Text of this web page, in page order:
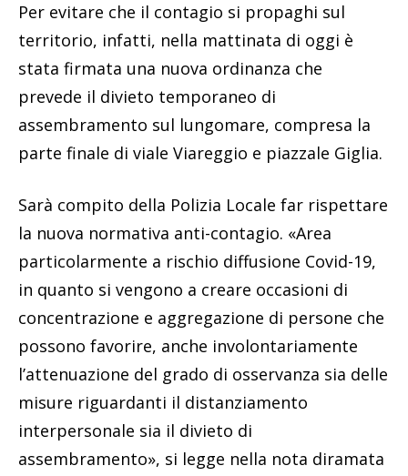
Per evitare che il contagio si propaghi sul
territorio, infatti, nella mattinata di oggi è
stata firmata una nuova ordinanza che
prevede il divieto temporaneo di
assembramento sul lungomare, compresa la
parte finale di viale Viareggio e piazzale Giglia.
Sarà compito della Polizia Locale far rispettare
la nuova normativa anti-contagio. «Area
particolarmente a rischio diffusione Covid-19,
in quanto si vengono a creare occasioni di
concentrazione e aggregazione di persone che
possono favorire, anche involontariamente
l’attenuazione del grado di osservanza sia delle
misure riguardanti il distanziamento
interpersonale sia il divieto di
assembramento», si legge nella nota diramata